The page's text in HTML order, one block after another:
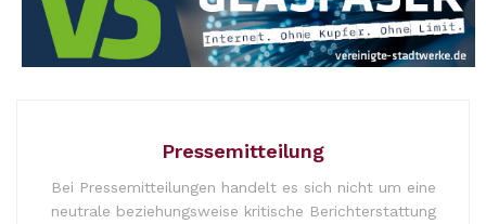
Pressemitteilung
Bei Pressemitteilungen handelt es sich nicht um eine
neutrale beziehungsweise kritische Berichterstattung